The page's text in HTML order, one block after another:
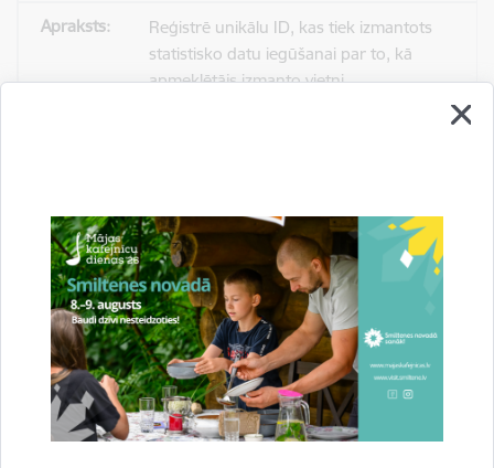
Reģistrē unikālu ID, kas tiek izmantots
statistisko datu iegūšanai par to, kā
apmeklētājs izmanto vietni.
Statistikas sīkdatnes (nepieciešamas, lai
uzlabotu vietnes darbību un
pakalpojumus)
Izmanto Google Analytics, lai samazinātu
pieprasījuma līmeni.
1 minūte